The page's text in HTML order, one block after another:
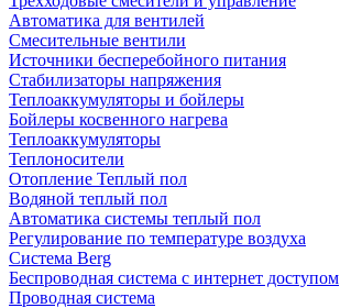
Автоматика для вентилей
Смесительные вентили
Источники бесперебойного питания
Стабилизаторы напряжения
Теплоаккумуляторы и бойлеры
Бойлеры косвенного нагрева
Теплоаккумуляторы
Теплоносители
Отопление Теплый пол
Водяной теплый пол
Автоматика системы теплый пол
Регулирование по температуре воздуха
Система Berg
Беспроводная система с интернет доступом
Проводная система